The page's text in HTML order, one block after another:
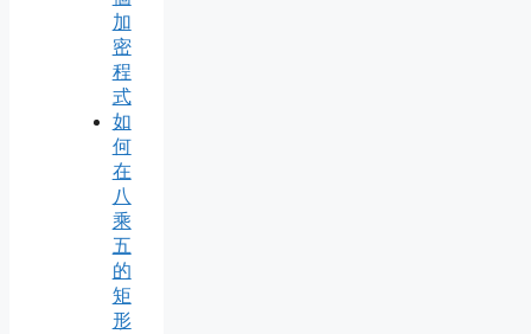
加
密
程
式
如
何
在
八
乘
五
的
矩
形